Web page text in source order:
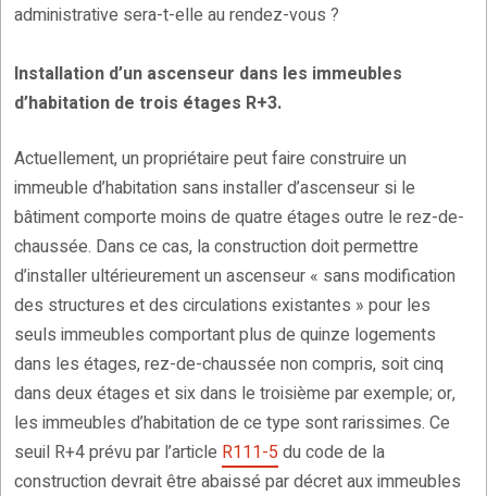
administrative sera-t-elle au rendez-vous ?
Installation d’un ascenseur dans les immeubles
d’habitation de trois étages R+3.
Actuellement, un propriétaire peut faire construire un
immeuble d’habitation sans installer d’ascenseur si le
bâtiment comporte moins de quatre étages outre le rez-de-
chaussée. Dans ce cas, la construction doit permettre
d’installer ultérieurement un ascenseur « sans modification
des structures et des circulations existantes » pour les
seuls immeubles comportant plus de quinze logements
dans les étages, rez-de-chaussée non compris, soit cinq
dans deux étages et six dans le troisième par exemple; or,
les immeubles d’habitation de ce type sont rarissimes. Ce
seuil R+4 prévu par l’article R111-5 du code de la
construction devrait être abaissé par décret aux immeubles